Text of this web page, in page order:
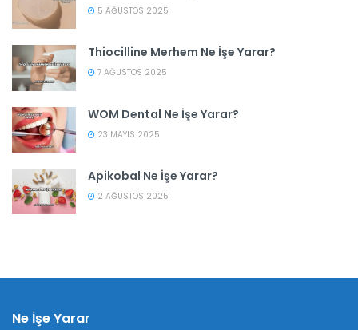
5 AĞUSTOS 2025
Thiocilline Merhem Ne İşe Yarar?
7 AĞUSTOS 2025
WOM Dental Ne İşe Yarar?
23 MAYIS 2025
Apikobal Ne İşe Yarar?
2 AĞUSTOS 2025
Ne İşe Yarar